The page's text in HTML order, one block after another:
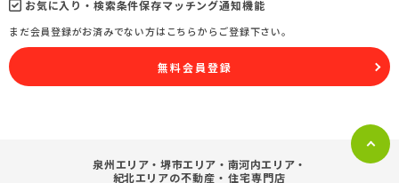
お気に入り・検索条件保存マッチング通知機能
まだ会員登録がお済みでない方はこちらからご登録下さい。
無料会員登録
泉州エリア・堺市エリア・南河内エリア・
紀北エリアの不動産・住宅専門店